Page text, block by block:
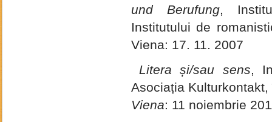
und Berufung,
Institutului de
Viena: 17. 11. 2007
Litera și/sau sens,
Asociația
Viena: 11 noiembrie